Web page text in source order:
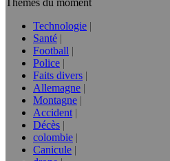
Thèmes du moment
Technologie
Santé
Football
Police
Faits divers
Allemagne
Montagne
Accident
Décès
colombie
Canicule